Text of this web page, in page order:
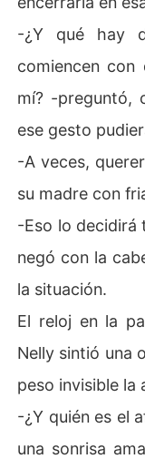
-¿Y qué hay
comiencen
mí? -preguntó,
ese gesto
-A veces,
su madre con
-Eso lo decidirá
negó con la
la situación.
El reloj en la
Nelly sintió una
peso invisible la
-¿Y quién es el
una sonrisa